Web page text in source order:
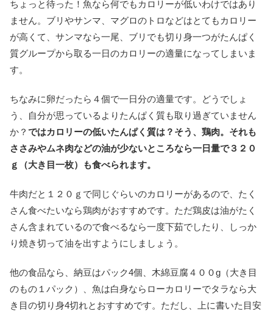
ちょっと待った！魚なら何でもカロリーが低いわけではあり
ません。ブリやサンマ、マグロのトロなどはとてもカロリー
が高くて、サンマなら一尾、ブリでも切り身一つがたんぱく
質グループから取る一日のカロリーの適量になってしまいま
す。
ちなみに卵だったら４個で一日分の適量です。どうでしょ
う、自分が思っているよりたんぱく質も取り過ぎていません
か？ ではカロリーの低いたんぱく質は？そう、鶏肉。それも
ささみやムネ肉などの油が少ないところなら一日量で３２０
ｇ（大き目一枚）も食べられます。
牛肉だと１２０ｇで同じぐらいのカロリーがあるので、たく
さん食べたいなら鶏肉がおすすめです。ただ鶏皮は油がたく
さん含まれているので食べるなら一度下茹でしたり、しっか
り焼き切って油を出すようにしましょう。
他の食品なら、納豆はパック4個、木綿豆腐４００g（大き目
のもの１パック）、魚は白身ならローカロリーでタラなら大
き目の切り身4切れとおすすめです。ただし、上に書いた目安